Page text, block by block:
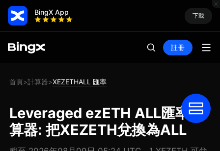
BingX App 下載
註冊
首頁>計算器>XEZETHALL 匯率
Leveraged ezETH ALL匯率計
算器: 把XEZETH兌換為ALL